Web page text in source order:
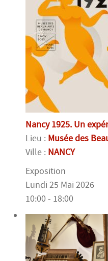
Nancy 1925. Un
Lieu : Musée des
Ville : NANCY
Exposition
Lundi 25 Mai 2026
10:00 - 18:00